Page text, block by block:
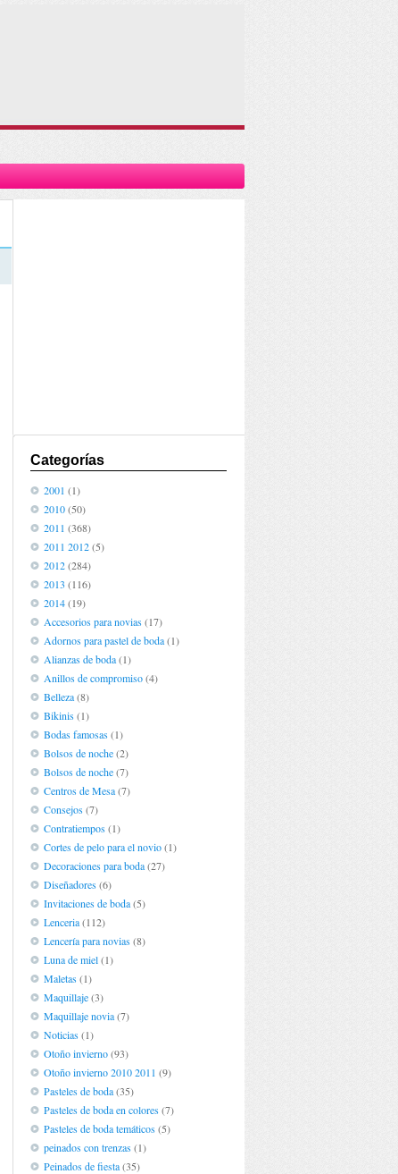
Categorías
2001 (1)
2010(50)
2011 (368)
2011 2012(5)
2012(284)
2013 (116)
2014(19)
Accesorios para novias(17)
Adornos para pastel de boda(1)
Alianzas de boda(1)
Anillos de compromiso(4)
Belleza(8)
Bikinis(1)
Bodas famosas(1)
Bolsos de noche(2)
Bolsos de noche(7)
Centros de Mesa(7)
Consejos(7)
Contratiempos(1)
Cortes de pelo para el novio(1)
Decoraciones para boda(27)
Diseñadores(6)
Invitaciones de boda(5)
Lenceria(112)
Lencería para novias(8)
Luna de miel(1)
Maletas(1)
Maquillaje(3)
Maquillaje novia(7)
Noticias(1)
Otoño invierno(93)
Otoño invierno 2010 2011 (9)
Pasteles de boda(35)
Pasteles de boda en colores(7)
Pasteles de boda temáticos(5)
peinados con trenzas(1)
Peinados de fiesta(35)